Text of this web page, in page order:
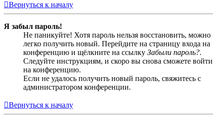
Вернуться к началу
Я забыл пароль!
Не паникуйте! Хотя пароль нельзя восстановить, можно
легко получить новый. Перейдите на страницу входа на
конференцию и щёлкните на ссылку Забыли пароль?.
Следуйте инструкциям, и скоро вы снова сможете войти
на конференцию.
Если не удалось получить новый пароль, свяжитесь с
администратором конференции.
Вернуться к началу